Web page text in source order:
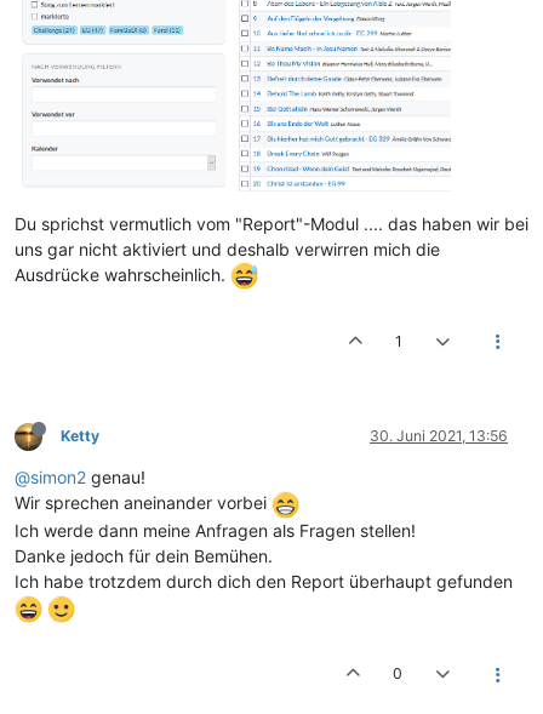
Du sprichst vermutlich vom "Report"-Modul .... das haben wir bei
uns gar nicht aktiviert und deshalb verwirren mich die
Ausdrücke wahrscheinlich.
1
Ketty 30. Juni 2021, 13:56
@simon2 genau!
Wir sprechen aneinander vorbei
Ich werde dann meine Anfragen als Fragen stellen!
Danke jedoch für dein Bemühen.
Ich habe trotzdem durch dich den Report überhaupt gefunden
0